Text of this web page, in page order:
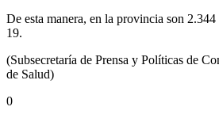
De esta manera, en la provincia son
19.
(Subsecretaría de Prensa y Políticas de
de Salud)
0